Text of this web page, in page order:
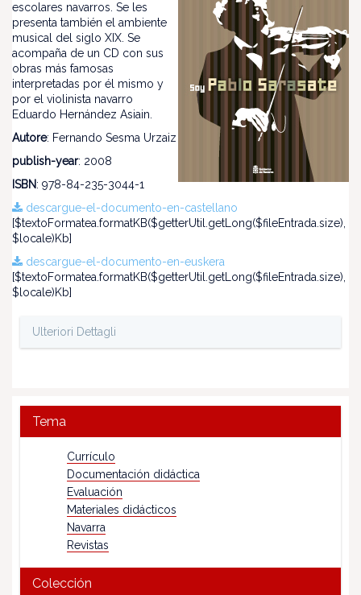
escolares navarros. Se les
presenta también el ambiente
musical del siglo XIX. Se
acompaña de un CD con sus
obras más famosas
interpretadas por él mismo y
por el violinista navarro
Eduardo Hernández Asiain.
Autore: Fernando Sesma Urzaiz
publish-year: 2008
ISBN: 978-84-235-3044-1
descargue-el-documento-en-castellano
[$textoFormatea.formatKB($getterUtil.getLong($fileEntrada.size),
$locale)Kb]
descargue-el-documento-en-euskera
[$textoFormatea.formatKB($getterUtil.getLong($fileEntrada.size),
$locale)Kb]
Ulteriori Dettagli
Tema
Currículo
Documentación didáctica
Evaluación
Materiales didácticos
Navarra
Revistas
Colección